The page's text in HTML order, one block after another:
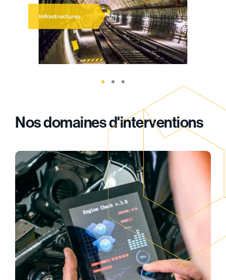
Nos domaines d'interventions